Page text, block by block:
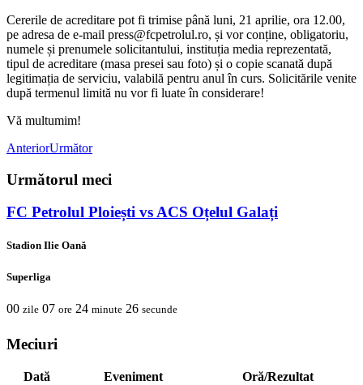
Cererile de acreditare pot fi trimise până luni, 21 aprilie, ora 12.00,
pe adresa de e-mail press@fcpetrolul.ro, și vor conține, obligatoriu,
numele și prenumele solicitantului, instituția media reprezentată,
tipul de acreditare (masa presei sau foto) și o copie scanată după
legitimația de serviciu, valabilă pentru anul în curs. Solicitările venite
după termenul limită nu vor fi luate în considerare!
Vă multumim!
AnteriorUrmător
Următorul meci
FC Petrolul Ploiești vs ACS Oțelul Galați
Stadion Ilie Oană
Superliga
00 zile 07 ore 24 minute 26 secunde
Meciuri
Dată Eveniment Oră/Rezultat